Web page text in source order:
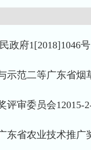
府1[2018]1046号
示范二等广东省烟
审委员会12015-
省农业技术推广